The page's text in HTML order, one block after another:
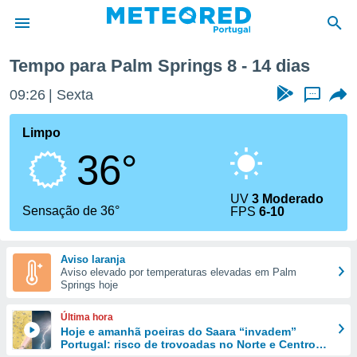
da
foi
fornecidas
a este
das
e
forma
digital
Tempo para Palm Springs 8 - 14 dias
09:26 Sexta ...
Limpo
36°
Sensação de 36°
UV3 Moderado
FPS6-10
Aviso laranja
Aviso elevado por temperaturas elevadas em Palm
Springs hoje
Última hora
Hoje e amanhã poeiras do Saara “invadem”
Portugal: risco de trovoadas no Norte e Centro